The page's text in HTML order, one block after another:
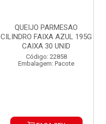
QUEIJO PARMESAO
CILINDRO FAIXA AZUL 195G
CAIXA 30 UNID
Código: 22858
Embalagem: Pacote